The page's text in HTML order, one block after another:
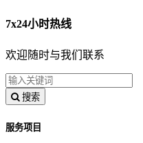
7x24小时热线
欢迎随时与我们联系
搜索
服务项目